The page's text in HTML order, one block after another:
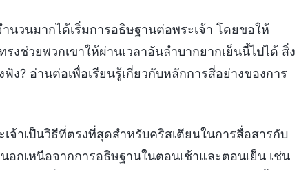
วนมากได้เริ่มการอธิษฐานต่อพระเจ้า โดยขอให้
ช่วยพวกเขาให้ผ่านเวลาอันลำบากยากเย็นนี้ไปได้ สิ่ง
? อ่านต่อเพื่อเรียนรู้เกี่ยวกับหลักการสี่อย่างของการ
จ้าเป็นวิธีที่ตรงที่สุดสำหรับคริสเตียนในการสื่อสารกับ
กเหนือจากการอธิษฐานในตอนเช้าและตอนเย็น เช่น